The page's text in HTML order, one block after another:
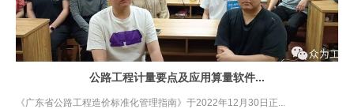
公路工程计量要点及应用算量软件...
《广东省公路工程造价标准化管理指南》于2022年12月30日正...